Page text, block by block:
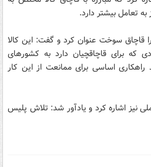
تعامل بیشتر دارد.
قاچاق سوخت عنوان کرد و گفت: این کالا
که برای قاچاقچیان دارد به کشورهای
اساسی برای ممانعت از این کار
نیز اشاره کرد و یادآور شد: تلاش پلیس